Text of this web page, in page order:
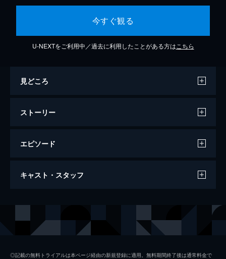
今すぐ観る
U-NEXTをご利用中／過去に利用したことがある方は こちら
見どころ
ストーリー
エピソード
若さま侍捕物帖 お化粧蜘蛛
キャスト・スタッフ
◎記載の無料トライアルは本ページ経由の新規登録に適用。無料期間終了後は通常料金で